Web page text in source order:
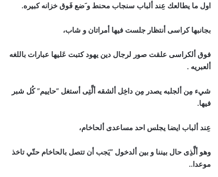
اول ما يطالعك عِند ألباب سنجاب محنط و َضع فَوق خزانه كبيره.
بجانبها كراسى أنتظار جلست فيها أمراتان و شاب،
فوق ألكراسى علقت صور لرجال دين يهود كتبت عَليها عبارات باللغه
ألعبريه .
شيء مِن ألجلبه يصدر مِن داخِل ألشقه ألَّتِى أستغل “حاييم” كُل شبر
فيها.
عِند ألباب ايضا يجلس احد مساعدى ألحاخام،
وهو ألَّذِى حال بيننا و بين ألدخول “يَجب أن تتصل بالحاخام حتّي تاخذ
موعدا..